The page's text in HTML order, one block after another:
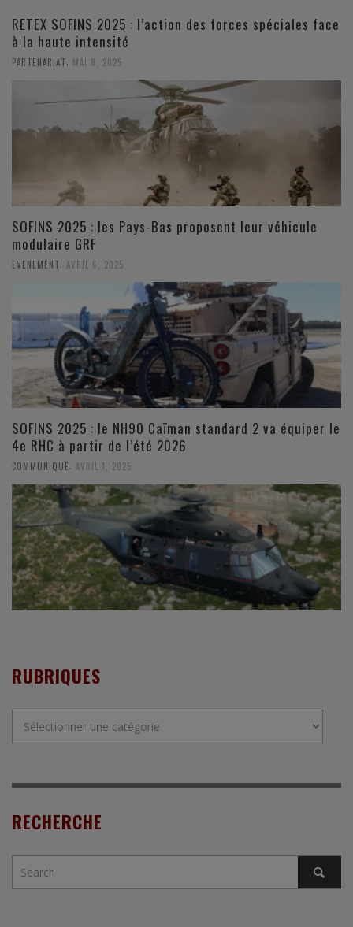
RETEX SOFINS 2025 : l’action des forces spéciales face
à la haute intensité
PARTENARIAT MAI 8, 2025
SOFINS 2025 : les Pays-Bas proposent leur véhicule
modulaire GRF
EVENEMENT AVRIL 6, 2025
SOFINS 2025 : le NH90 Caïman standard 2 va équiper le
4e RHC à partir de l’été 2026
COMMUNIQUÉ, AVRIL 1, 2025
RUBRIQUES
RECHERCHE